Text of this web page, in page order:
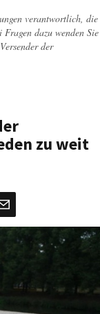
verantwortlich, die
dazu wenden Sie
der
zu weit